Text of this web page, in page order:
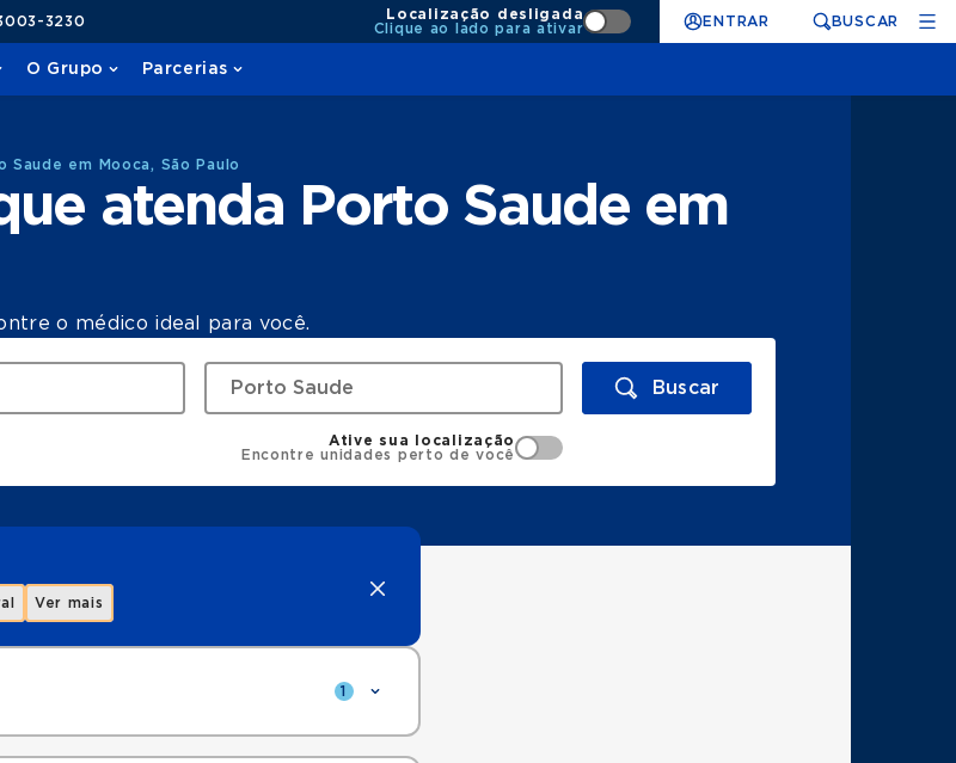
3230
Localização desligada
Clique ao lado para ativar
ENTRAR BUSCAR
O Grupo Parcerias
em Mooca, São Paulo
atenda Porto Saude em
o médico ideal para você.
Buscar
Ative sua localização
Encontre unidades perto de você
Ver mais
1